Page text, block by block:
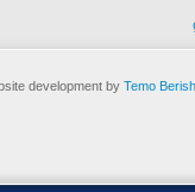
development by Temo